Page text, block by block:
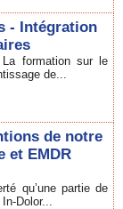
- Intégration
formation sur le
de...
de notre
et EMDR
qu’une partie de
Dolor...